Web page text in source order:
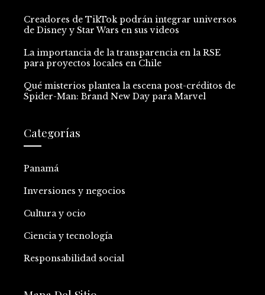
Creadores de TikTok podrán integrar universos
de Disney y Star Wars en sus videos
La importancia de la transparencia en la RSE
para proyectos locales en Chile
Qué misterios plantea la escena post-créditos de
Spider-Man: Brand New Day para Marvel
Categorías
Panamá
Inversiones y negocios
Cultura y ocio
Ciencia y tecnología
Responsabilidad social